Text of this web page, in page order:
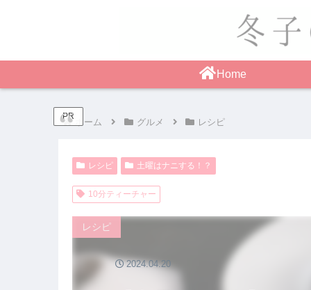
Home
PR
ホーム グルメ レシピ
レシピ 土曜はナニする！？
10分ティーチャー
レシピ
2024.04.20